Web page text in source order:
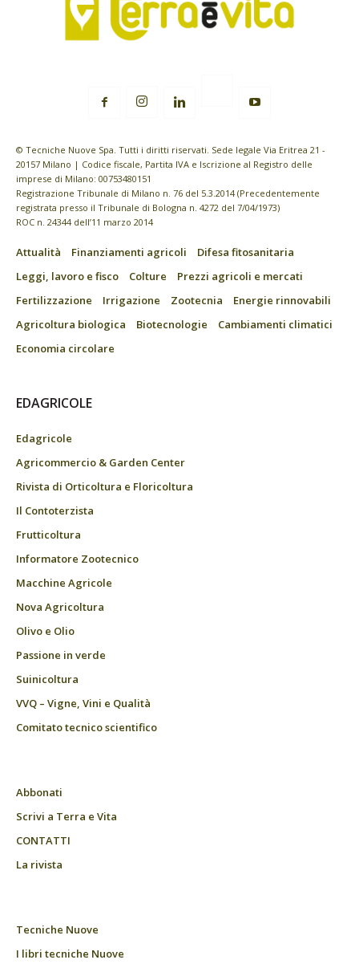
© Tecniche Nuove Spa. Tutti i diritti riservati. Sede legale Via Eritrea 21 -
20157 Milano | Codice fiscale, Partita IVA e Iscrizione al Registro delle
imprese di Milano: 00753480151
Registrazione Tribunale di Milano n. 76 del 5.3.2014 (Precedentemente
registrata presso il Tribunale di Bologna n. 4272 del 7/04/1973)
ROC n. 24344 dell’11 marzo 2014
Attualità Finanziamenti agricoli
Difesa fitosanitaria
Leggi, lavoro e fisco
Colture
Prezzi agricoli e mercati
Fertilizzazione
Irrigazione Zootecnia
Energie rinnovabili
Agricoltura biologica
Biotecnologie
Cambiamenti climatici
Economia circolare
EDAGRICOLE
Edagricole
Agricommercio & Garden Center
Rivista di Orticoltura e Floricoltura
Il Contoterzista
Frutticoltura
Informatore Zootecnico
Macchine Agricole
Nova Agricoltura
Olivo e Olio
Passione in verde
Suinicoltura
VVQ – Vigne, Vini e Qualità
Comitato tecnico scientifico
Abbonati
Scrivi a Terra e Vita
CONTATTI
La rivista
Tecniche Nuove
I libri tecniche Nuove